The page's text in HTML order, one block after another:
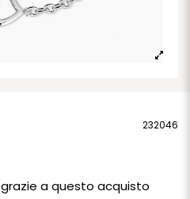
232046
grazie a questo acquisto